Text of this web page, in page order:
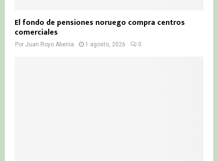
El fondo de pensiones noruego compra centros
comerciales
Por Juan Royo Abenia 1 agosto, 2026 0